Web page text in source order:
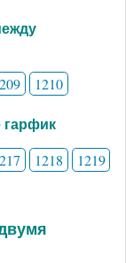
1210
гарфик
1218
1219